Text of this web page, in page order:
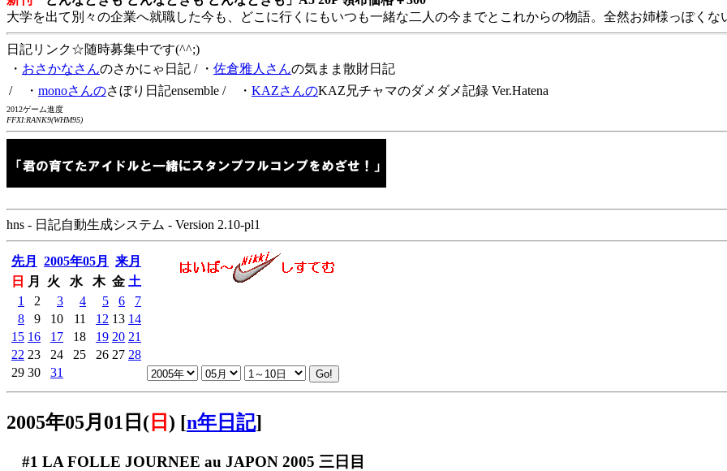
大学を出て別々の企業へ就職した今も、どこに行くにもいつも一緒な二人の今までとこれからの物語。全然お姉様っぽくな
日記リンク☆随時募集中です(^^;)
・ おさかなさんのさかにゃ日記 / ・ 佐倉雅人さんの気まま散財日記
/ ・ monoさんのさぼり日記ensemble / ・ KAZさんのKAZ兄チャマのダメダメ記録 Ver.Hatena
2012ゲーム進度
FFXI:RANK9(WHM95)
hns - 日記自動生成システム - Version 2.10-pl1
先月 2005年05月
来月
日
月 火 水 木 金 土
1
2 3 4 5 6
7
8
9 10 11 12 13 14
15 16 17 18 19 20 21
22 23 24 25 26 27 28
29 30 31
2005年05月01日( 日 ) [n年日記]
#1 LA FOLLE JOURNEE au JAPON 2005 三日目